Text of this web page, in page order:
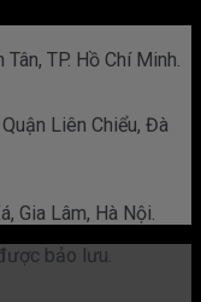
TP. Hồ Chí Minh.
Liên Chiểu, Đà
Gia Lâm, Hà Nội.
bảo lưu.